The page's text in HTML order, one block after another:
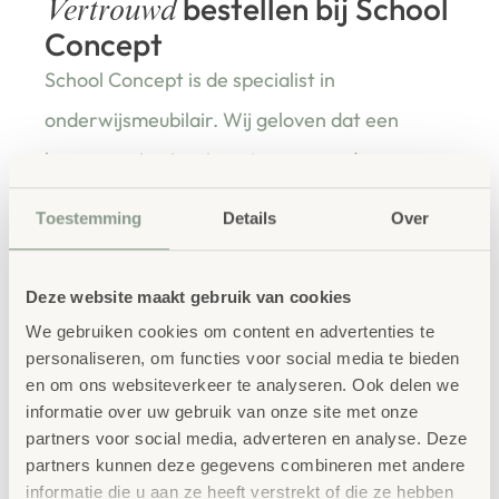
Toestemming Details Over
Deze website maakt gebruik van cookies
We gebruiken cookies om content en advertenties te
personaliseren, om functies voor social media te bieden
en om ons websiteverkeer te analyseren. Ook delen we
informatie over uw gebruik van onze site met onze
partners voor social media, adverteren en analyse. Deze
partners kunnen deze gegevens combineren met andere
informatie die u aan ze heeft verstrekt of die ze hebben
Vertrouwdbestellen bij School
Concept
School Concept is de specialist in
onderwijsmeubilair. Wij geloven dat een
leeromgeving inspireert wanneer deze
Waarom School Concept?
Maatwerk: ieder project start vanuit uw idee
en onze ervaring
Kwaliteit: al ons school- en
kinderopvangmeubilair is uitvoerig getest en